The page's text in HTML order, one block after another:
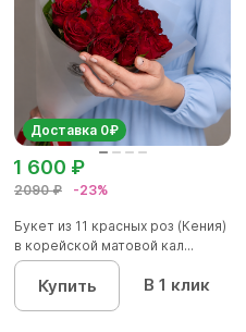
Доставка 0₽
2090 ₽ -23%
1 600 ₽
Букет из 11 красных роз (Кения)
в корейской матовой кал...
Купить В 1 клик